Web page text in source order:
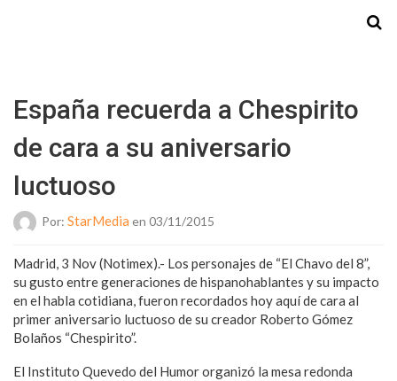
España recuerda a Chespirito
de cara a su aniversario
luctuoso
Por: StarMedia en 03/11/2015
Madrid, 3 Nov (Notimex).- Los personajes de “El Chavo del 8”,
su gusto entre generaciones de hispanohablantes y su impacto
en el habla cotidiana, fueron recordados hoy aquí de cara al
primer aniversario luctuoso de su creador Roberto Gómez
Bolaños “Chespirito”.
El Instituto Quevedo del Humor organizó la mesa redonda